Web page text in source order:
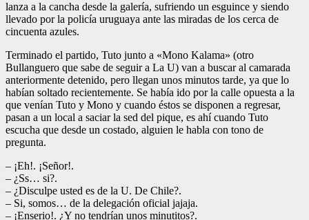
lanza a la cancha desde la galería, sufriendo un esguince y siendo
llevado por la policía uruguaya ante las miradas de los cerca de
cincuenta azules.
Terminado el partido, Tuto junto a «Mono Kalama» (otro
Bullanguero que sabe de seguir a La U) van a buscar al camarada
anteriormente detenido, pero llegan unos minutos tarde, ya que lo
habían soltado recientemente. Se había ido por la calle opuesta a la
que venían Tuto y Mono y cuando éstos se disponen a regresar,
pasan a un local a saciar la sed del pique, es ahí cuando Tuto
escucha que desde un costado, alguien le habla con tono de
pregunta.
– ¡Eh!. ¡Señor!.
– ¿Ss… si?.
– ¿Disculpe usted es de la U. De Chile?.
– Si, somos… de la delegación oficial jajaja.
– ¡Enserio!. ¿Y no tendrían unos minutitos?.